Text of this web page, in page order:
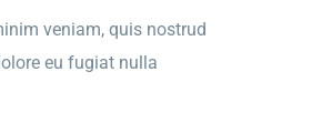
veniam, quis nostrud
eu fugiat nulla